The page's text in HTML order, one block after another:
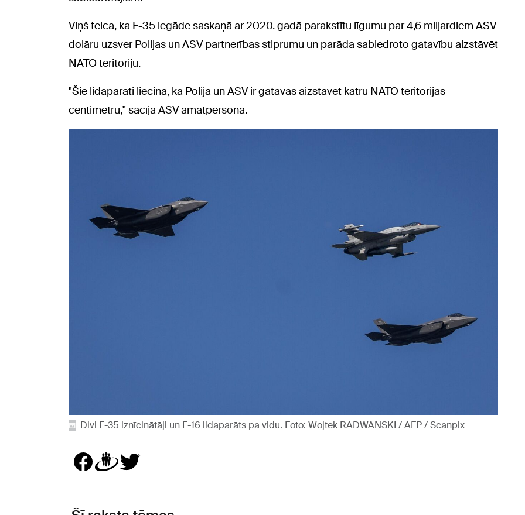
Viņš teica, ka F-35 iegāde saskaņā ar 2020. gadā parakstītu līgumu par 4,6 miljardiem ASV
dolāru uzsver Polijas un ASV partnerības stiprumu un parāda sabiedroto gatavību aizstāvēt
NATO teritoriju.
"Šie lidaparāti liecina, ka Polija un ASV ir gatavas aizstāvēt katru NATO teritorijas
centimetru," sacīja ASV amatpersona.
Divi F-35 iznīcinātāji un F-16 lidaparāts pa vidu. Foto: Wojtek RADWANSKI / AFP / Scanpix